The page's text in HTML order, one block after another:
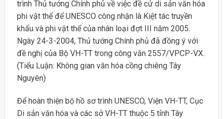
trình Thủ tướng Chính phủ về việc đề cử di sản văn hóa
phi vật thể để UNESCO công nhận là Kiệt tác truyền
khẩu và phi vật thể của nhân loại đợt III năm 2005.
Ngày 24-3-2004, Thủ tướng Chính phủ đã đồng ý với
đề nghị của Bộ VH-TT trong công văn 2557/VPCP-VX.
(Tiểu Luận: Không gian văn hóa cồng chiêng Tây
Nguyên)
Để hoàn thiện bộ hồ sơ trình UNESCO, Viện VH-TT, Cục
Di sản văn hóa và các sở VH-TT thuộc 5 tỉnh Tây